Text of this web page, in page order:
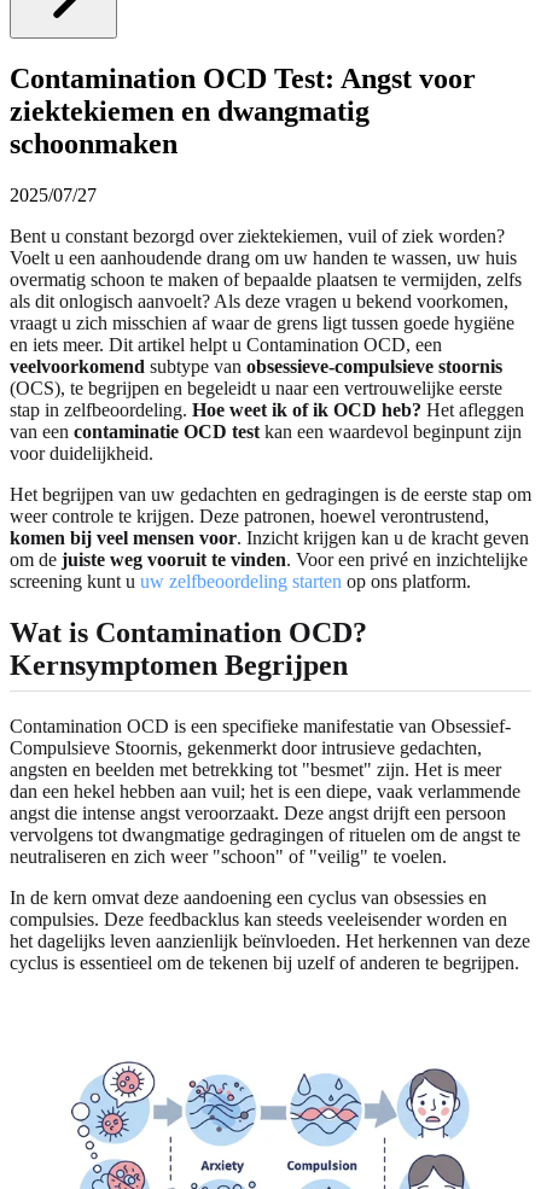
Contamination OCD Test: Angst voor
ziektekiemen en dwangmatig
schoonmaken
2025/07/27
Bent u constant bezorgd over ziektekiemen, vuil of ziek worden?
Voelt u een aanhoudende drang om uw handen te wassen, uw huis
overmatig schoon te maken of bepaalde plaatsen te vermijden, zelfs
als dit onlogisch aanvoelt? Als deze vragen u bekend voorkomen,
vraagt u zich misschien af waar de grens ligt tussen goede hygiëne
en iets meer. Dit artikel helpt u Contamination OCD, een
veelvoorkomend subtype van obsessieve-compulsieve stoornis
(OCS), te begrijpen en begeleidt u naar een vertrouwelijke eerste
stap in zelfbeoordeling. Hoe weet ik of ik OCD heb? Het afleggen
van een contaminatie OCD test kan een waardevol beginpunt zijn
voor duidelijkheid.
Het begrijpen van uw gedachten en gedragingen is de eerste stap om
weer controle te krijgen. Deze patronen, hoewel verontrustend,
komen bij veel mensen voor. Inzicht krijgen kan u de kracht geven
om de juiste weg vooruit te vinden. Voor een privé en inzichtelijke
screening kunt u uw zelfbeoordeling starten op ons platform.
Wat is Contamination OCD?
Kernsymptomen Begrijpen
Contamination OCD is een specifieke manifestatie van Obsessief-
Compulsieve Stoornis, gekenmerkt door intrusieve gedachten,
angsten en beelden met betrekking tot "besmet" zijn. Het is meer
dan een hekel hebben aan vuil; het is een diepe, vaak verlammende
angst die intense angst veroorzaakt. Deze angst drijft een persoon
vervolgens tot dwangmatige gedragingen of rituelen om de angst te
neutraliseren en zich weer "schoon" of "veilig" te voelen.
In de kern omvat deze aandoening een cyclus van obsessies en
compulsies. Deze feedbacklus kan steeds veeleisender worden en
het dagelijks leven aanzienlijk beïnvloeden. Het herkennen van deze
cyclus is essentieel om de tekenen bij uzelf of anderen te begrijpen.